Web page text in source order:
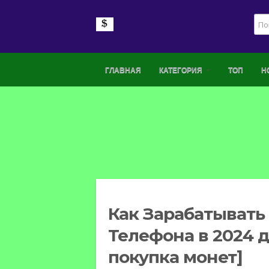
ГЛАВНАЯ КАТЕГОРИЯ ТОП
Как
Телефона в 2024
покупка монет]